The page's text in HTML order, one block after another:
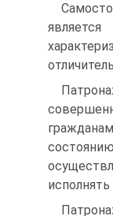
исполнять